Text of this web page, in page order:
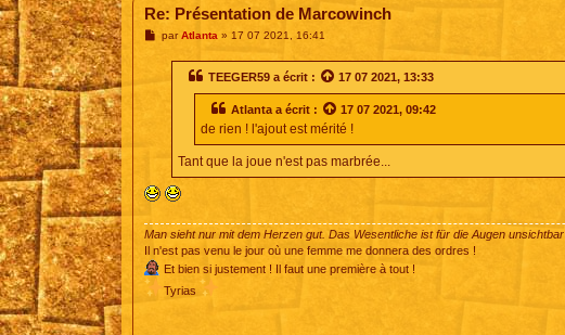
Re: Présentation de Marcowinch
MparAtlanta » 17 07 2021, 16:41
TEEGER59 a écrit : 17 07 2021, 13:33
Atlanta a écrit : 17 07 2021, 09:42
de rien ! l'ajout est mérité !
Tant que la joue n'est pas marbrée...
Man sieht nur mit dem Herzen gut. Das Wesentliche ist für die Augen unsichtbar
Il n'est pas venu le jour où une femme me donnera des ordres !
Et bien si justement ! Il faut une première à tout !
Tyrias